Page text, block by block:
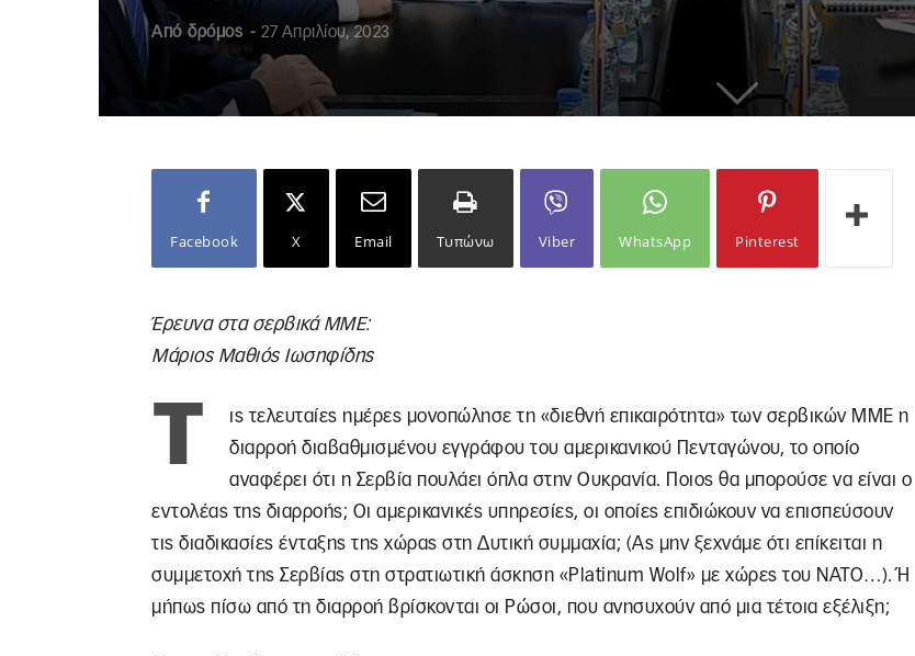
Από δρόμος - 27 Απριλίου, 2023
Facebook X Email Τυπώνω Viber WhatsApp Pinterest
Έρευνα στα σερβικά ΜΜΕ:
Μάριος Μαθιός Ιωσηφίδης
Τ
ις τελευταίες ημέρες μονοπώλησε τη «διεθνή επικαιρότητα» των σερβικών ΜΜΕ η
διαρροή διαβαθμισμένου εγγράφου του αμερικανικού Πενταγώνου, το οποίο
αναφέρει ότι η Σερβία πουλάει όπλα στην Ουκρανία. Ποιος θα μπορούσε να είναι ο
εντολέας της διαρροής; Οι αμερικανικές υπηρεσίες, οι οποίες επιδιώκουν να επισπεύσουν
τις διαδικασίες ένταξης της χώρας στη Δυτική συμμαχία; (Ας μην ξεχνάμε ότι επίκειται η
συμμετοχή της Σερβίας στη στρατιωτική άσκηση «Platinum Wolf» με χώρες του ΝΑΤΟ…). Ή
μήπως πίσω από τη διαρροή βρίσκονται οι Ρώσοι, που ανησυχούν από μια τέτοια εξέλιξη;